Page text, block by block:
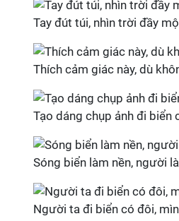
Tay đút túi, nhìn trời đầy
Thích cảm giác này, dù
Tạo dáng chụp ảnh đi biển
Sóng biển làm nền, người
Người ta đi biển có đôi,